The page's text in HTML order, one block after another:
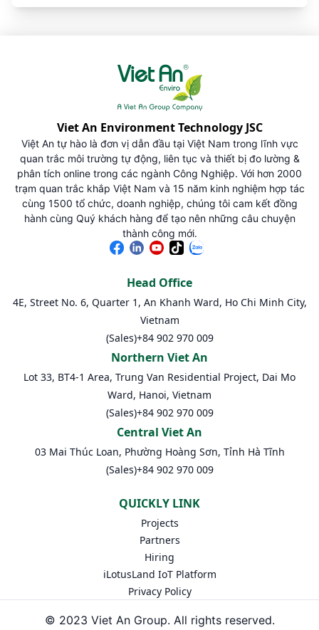
Viet An Environment Technology JSC
Việt An tự hào là đơn vị dẫn đầu tại Việt Nam trong lĩnh vực
quan trắc môi trường tự động, liên tục và thiết bị đo lường &
phân tích online trong các ngành Công Nghiệp. Với hơn 2000
trạm quan trắc khắp Việt Nam và 15 năm kinh nghiệm hợp tác
cùng 1500 tổ chức, doanh nghiệp, chúng tôi cam kết đồng
hành cùng Quý khách hàng để tạo nên những câu chuyện
thành công mới.
Head Office
4E, Street No. 6, Quarter 1, An Khanh Ward, Ho Chi Minh City,
Vietnam
(Sales)+84 902 970 009
Northern Viet An
Lot 33, BT4-1 Area, Trung Van Residential Project, Dai Mo
Ward, Hanoi, Vietnam
(Sales)+84 902 970 009
Central Viet An
03 Mai Thúc Loan, Phường Hoàng Sơn, Tỉnh Hà Tĩnh
(Sales)+84 902 970 009
QUICKLY LINK
Projects
Partners
Hiring
iLotusLand IoT Platform
Privacy Policy
© 2023 Viet An Group. All rights reserved.